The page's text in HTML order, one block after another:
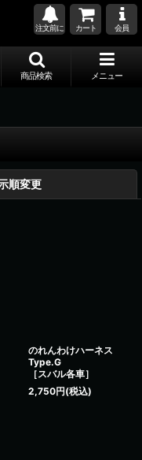
注文前に カート 会員
商品検索 メニュー
順変更
のれんわけハーネス
Type.G
［スバル各車］
2,750円(税込)